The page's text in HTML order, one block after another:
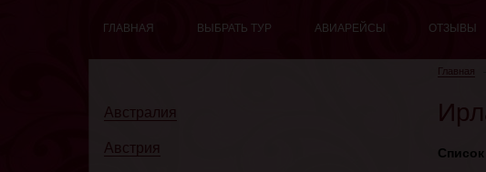
ГЛАВНАЯ ВЫБРАТЬ ТУР АВИАРЕЙСЫ ОТЗЫВЫ
Австралия
Австрия
Главная